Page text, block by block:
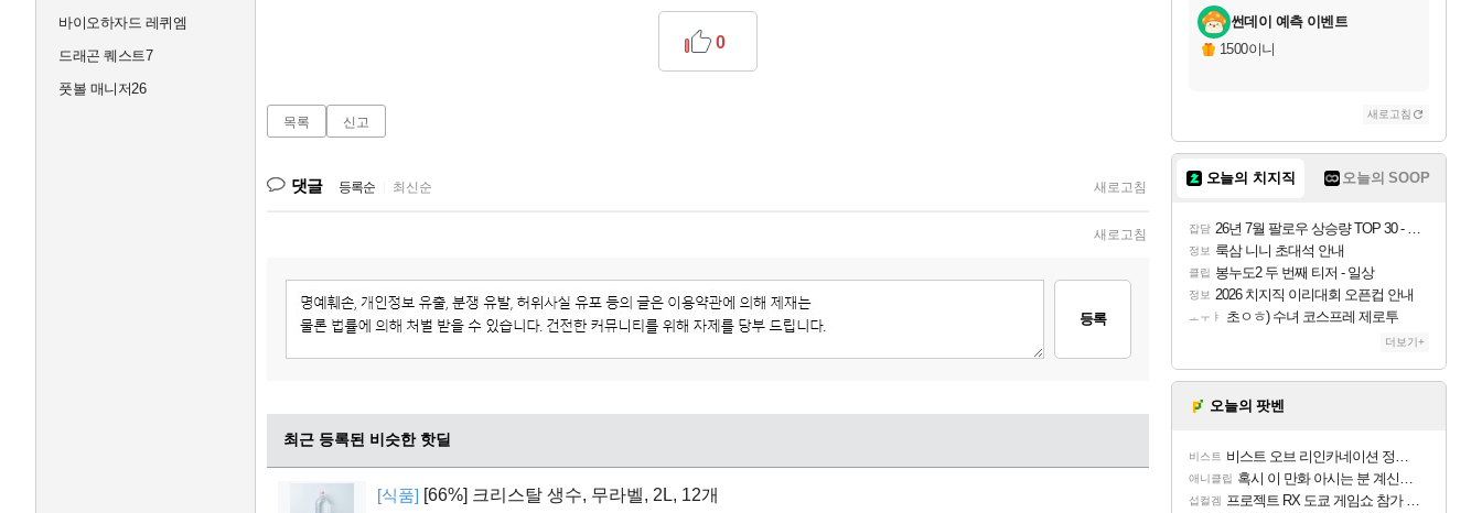
바이오하자드 레퀴엠
드래곤 퀘스트7
풋볼 매니저26
0
목록 신고
댓글 등록순 최신순 새로고침
새로고침
등록
최근 등록된 비슷한 핫딜
[식품] [66%] 크리스탈 생수, 무라벨, 2L, 12개
썬데이 예측 이벤트
1500이니
새로고침
오늘의 치지직 오늘의 SOOP
잡담 26년 7월 팔로우 상승량 TOP 30 - 월간 치지직
정보 룩삼 니니 초대석 안내
클립 봉누도2 두 번째 티저 - 일상
정보 2026 치지직 이리대회 오픈컵 안내
ㅗㅜㅑ 초ㅇㅎ) 수녀 코스프레 제로투
더보기+
오늘의 팟벤
비스트 비스트 오브 리인카네이션 정보/공략글 모음
애니클립 혹시 이 만화 아시는 분 계신가요
섭컬겜 프로젝트 RX 도쿄 게임쇼 참가 결정